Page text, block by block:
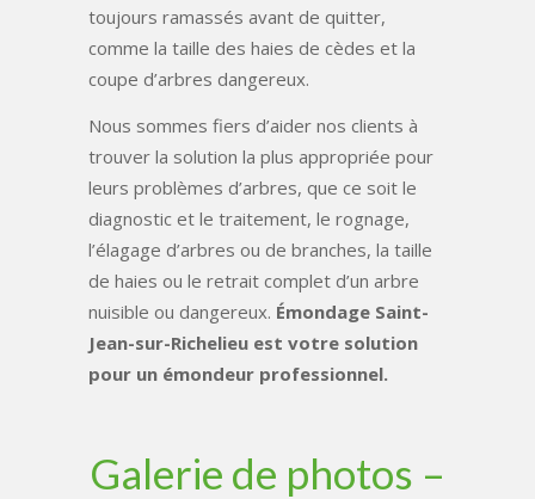
toujours ramassés avant de quitter,
comme la taille des haies de cèdes et la
coupe d’arbres dangereux.
Nous sommes fiers d’aider nos clients à
trouver la solution la plus appropriée pour
leurs problèmes d’arbres, que ce soit le
diagnostic et le traitement, le rognage,
l’élagage d’arbres ou de branches, la taille
de haies ou le retrait complet d’un arbre
nuisible ou dangereux. Émondage Saint-
Jean-sur-Richelieu est votre solution
pour un émondeur professionnel.
Galerie de photos –